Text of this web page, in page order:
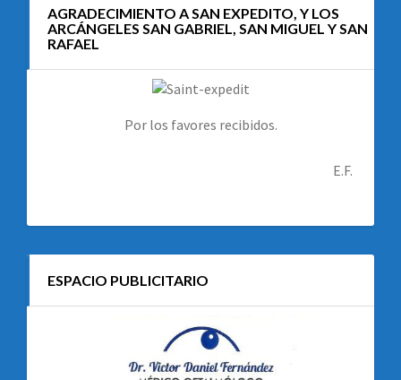
AGRADECIMIENTO A SAN EXPEDITO, Y LOS
ARCÁNGELES SAN GABRIEL, SAN MIGUEL Y SAN
RAFAEL
Por los favores recibidos.
E.F.
ESPACIO PUBLICITARIO